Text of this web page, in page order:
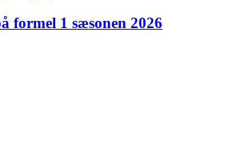
formel 1 sæsonen 2026